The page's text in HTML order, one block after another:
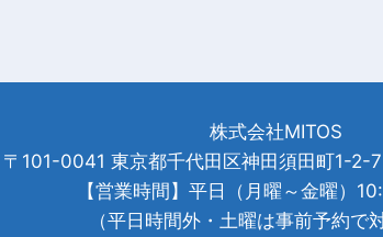
株式会社MITOS
〒101-0041 東京都千代田区神田須田町1-2-
【営業時間】平日（月曜～金曜）
（平日時間外・土曜は事前予約で